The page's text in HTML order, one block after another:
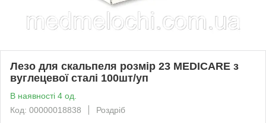
Лезо для скальпеля розмір 23 MEDICARE з
вуглецевої сталі 100шт/уп
В наявності 4 од.
Код: 00000018838
Роздріб